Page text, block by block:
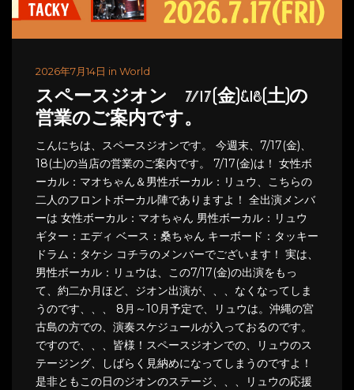
2026年7月14日 in World
スペースジオン 7/17(金)&18(土)の
営業のご案内です。
こんにちは、スペースジオンです。 今週末、7/17(金)、
18(土)の当店の営業のご案内です。 7/17(金)は！ 女性ボ
ーカル：マオちゃん＆男性ボーカル：リュウ、こちらの
二人のフロントボーカル陣でありますよ！ 全出演メンバ
ーは 女性ボーカル：マオちゃん 男性ボーカル：リュウ
ギター：エディ ベース：桑ちゃん キーボード：タッキー
ドラム：タケシ コチラのメンバーでございます！ 実は、
男性ボーカル：リュウは、この7/17(金)の出演をもっ
て、約二か月ほど、ジオン出演が、、、なくなってしま
うのです、、、 8月～10月予定で、リュウは。沖縄の宮
古島の方での、演奏スケジュールが入っておるのです。
ですので、、、皆様！スペースジオンでの、リュウのス
テージング、しばらく見納めになってしまうのですよ！
是非ともこの日のジオンのステージ、、、リュウの応援